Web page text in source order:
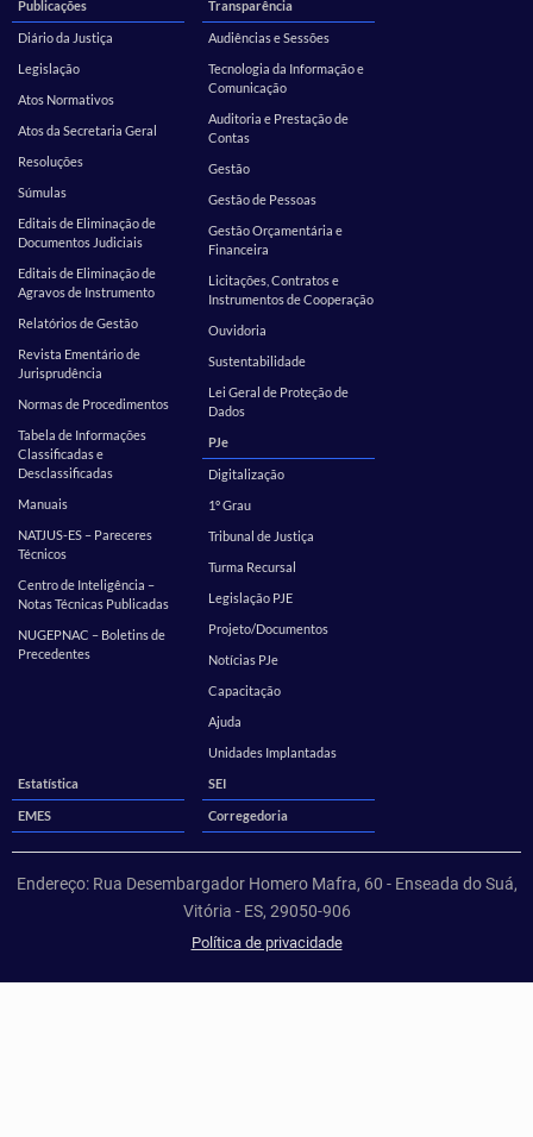
Publicações
Diário da Justiça
Legislação
Atos Normativos
Atos da Secretaria Geral
Resoluções
Súmulas
Editais de Eliminação de
Documentos Judiciais
Editais de Eliminação de
Agravos de Instrumento
Relatórios de Gestão
Revista Ementário de
Jurisprudência
Normas de Procedimentos
Tabela de Informações
Classificadas e
Desclassificadas
Manuais
NATJUS-ES – Pareceres
Técnicos
Centro de Inteligência –
Notas Técnicas Publicadas
NUGEPNAC – Boletins de
Precedentes
Transparência
Audiências e Sessões
Tecnologia da Informação e
Comunicação
Auditoria e Prestação de
Contas
Gestão
Gestão de Pessoas
Gestão Orçamentária e
Financeira
Licitações, Contratos e
Instrumentos de Cooperação
Ouvidoria
Sustentabilidade
Lei Geral de Proteção de
Dados
PJe
Digitalização
1º Grau
Tribunal de Justiça
Turma Recursal
Legislação PJE
Projeto/Documentos
Notícias PJe
Capacitação
Ajuda
Unidades Implantadas
Estatística
SEI
EMES Corregedoria
Endereço: Rua Desembargador Homero Mafra, 60 - Enseada do Suá,
Vitória - ES, 29050-906
Política de privacidade